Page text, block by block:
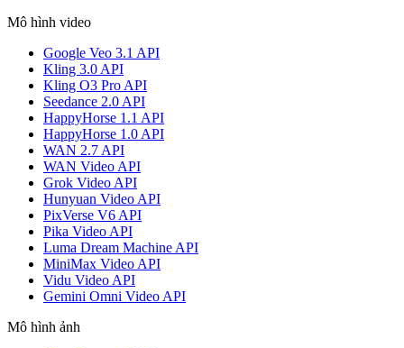
Mô hình video
Google Veo 3.1 API
Kling 3.0 API
Kling O3 Pro API
Seedance 2.0 API
HappyHorse 1.1 API
HappyHorse 1.0 API
WAN 2.7 API
WAN Video API
Grok Video API
Hunyuan Video API
PixVerse V6 API
Pika Video API
Luma Dream Machine API
MiniMax Video API
Vidu Video API
Gemini Omni Video API
Mô hình ảnh